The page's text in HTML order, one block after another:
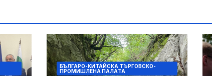
БЪЛГАРО-КИТАЙСКА ТЪРГОВСКО-
ПРОМИШЛЕНА ПАЛAТА